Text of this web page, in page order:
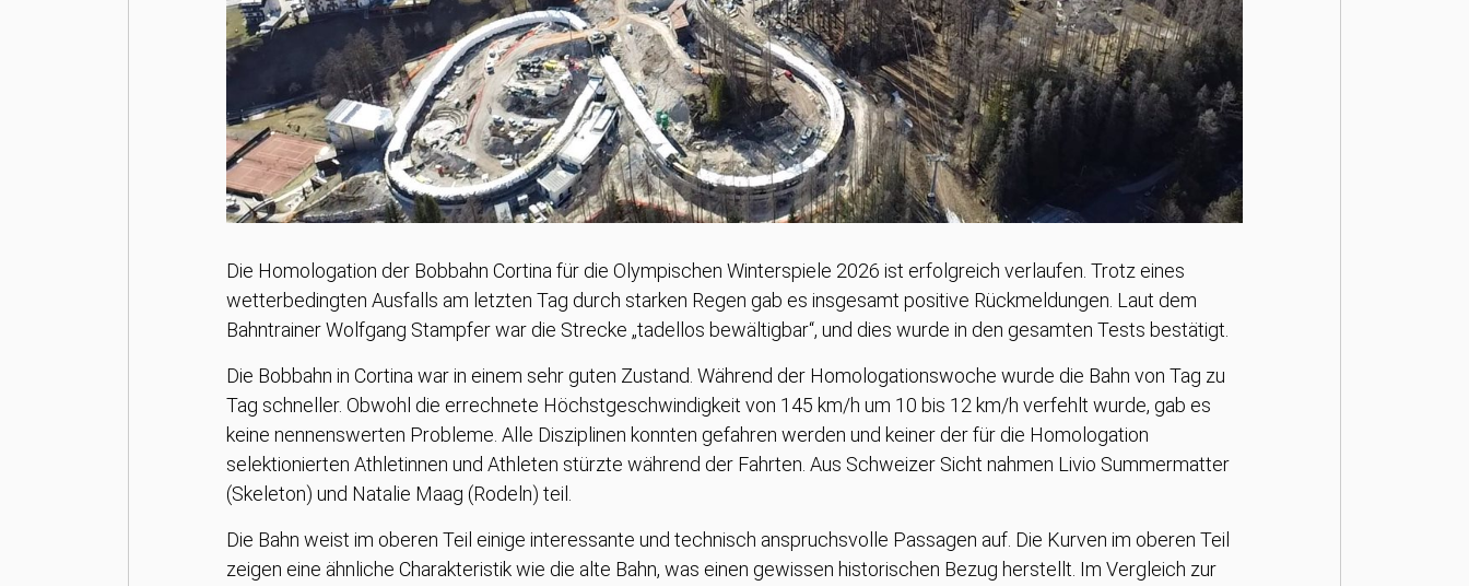
Die Homologation der Bobbahn Cortina für die Olympischen Winterspiele 2026 ist erfolgreich verlaufen. Trotz eines
wetterbedingten Ausfalls am letzten Tag durch starken Regen gab es insgesamt positive Rückmeldungen. Laut dem
Bahntrainer Wolfgang Stampfer war die Strecke „tadellos bewältigbar“, und dies wurde in den gesamten Tests bestätigt.
Die Bobbahn in Cortina war in einem sehr guten Zustand. Während der Homologationswoche wurde die Bahn von Tag zu
Tag schneller. Obwohl die errechnete Höchstgeschwindigkeit von 145 km/h um 10 bis 12 km/h verfehlt wurde, gab es
keine nennenswerten Probleme. Alle Disziplinen konnten gefahren werden und keiner der für die Homologation
selektionierten Athletinnen und Athleten stürzte während der Fahrten. Aus Schweizer Sicht nahmen Livio Summermatter
(Skeleton) und Natalie Maag (Rodeln) teil.
Die Bahn weist im oberen Teil einige interessante und technisch anspruchsvolle Passagen auf. Die Kurven im oberen Teil
zeigen eine ähnliche Charakteristik wie die alte Bahn, was einen gewissen historischen Bezug herstellt. Im Vergleich zur